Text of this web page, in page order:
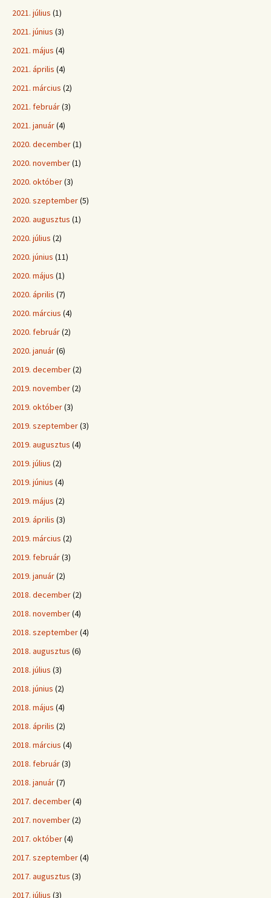
2021. július (1)
2021. június (3)
2021. május (4)
2021. április (4)
2021. március (2)
2021. február(3)
2021. január(4)
2020. december(1)
2020. november(1)
2020. október(3)
2020. szeptember(5)
2020. augusztus (1)
2020. július (2)
2020. június (11)
2020. május (1)
2020. április (7)
2020. március (4)
2020. február(2)
2020. január(6)
2019. december(2)
2019. november(2)
2019. október(3)
2019. szeptember(3)
2019. augusztus (4)
2019. július (2)
2019. június (4)
2019. május (2)
2019. április (3)
2019. március (2)
2019. február(3)
2019. január(2)
2018. december(2)
2018. november(4)
2018. szeptember(4)
2018. augusztus (6)
2018. július (3)
2018. június (2)
2018. május (4)
2018. április (2)
2018. március (4)
2018. február(3)
2018. január(7)
2017. december(4)
2017. november(2)
2017. október(4)
2017. szeptember(4)
2017. augusztus (3)
2017. július (3)